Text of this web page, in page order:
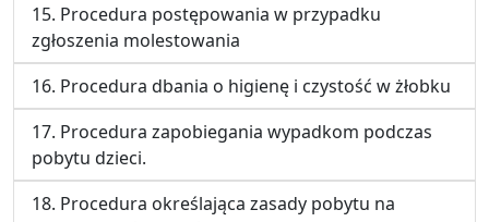
15. Procedura postępowania w przypadku
zgłoszenia molestowania
16. Procedura dbania o higienę i czystość w żłobku
17. Procedura zapobiegania wypadkom podczas
pobytu dzieci.
18. Procedura określająca zasady pobytu na